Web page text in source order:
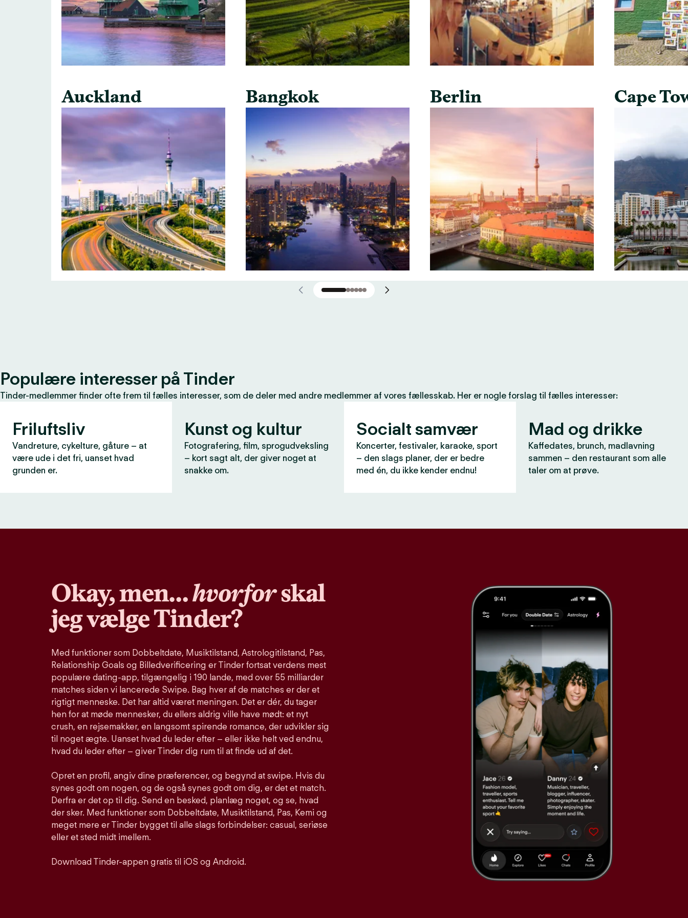
Auckland Bangkok Berlin Cape
Populære interesser på Tinder
Tinder-medlemmer finder ofte frem til fælles interesser, som de deler med andre medlemmer af vores fællesskab. Her er nogle forslag til fælles interesser:
Friluftsliv
Vandreture, cykelture, gåture – at
være ude i det fri, uanset hvad
grunden er.
Kunst og kultur
Fotografering, film, sprogudveksling
– kort sagt alt, der giver noget at
snakke om.
Socialt samvær
Koncerter, festivaler, karaoke, sport
– den slags planer, der er bedre
med én, du ikke kender endnu!
Mad og drikke
Kaffedates, brunch, madlavning
sammen – den restaurant som alle
taler om at prøve.
Okay, men…hvorforskal
jeg vælge Tinder?
Med funktioner som Dobbeltdate, Musiktilstand, Astrologitilstand, Pas,
Relationship Goals og Billedverificering er Tinder fortsat verdens mest
populære dating-app, tilgængelig i 190 lande, med over 55 milliarder
matches siden vi lancerede Swipe. Bag hver af de matches er der et
rigtigt menneske. Det har altid været meningen. Det er dér, du tager
hen for at møde mennesker, du ellers aldrig ville have mødt: et nyt
crush, en rejsemakker, en langsomt spirende romance, der udvikler sig
til noget ægte. Uanset hvad du leder efter – eller ikke helt ved endnu,
hvad du leder efter – giver Tinder dig rum til at finde ud af det.
Opret en profil, angiv dine præferencer, og begynd at swipe. Hvis du
synes godt om nogen, og de også synes godt om dig, er det et match.
Derfra er det op til dig. Send en besked, planlæg noget, og se, hvad
der sker. Med funktioner som Dobbeltdate, Musiktilstand, Pas, Kemi og
meget mere er Tinder bygget til alle slags forbindelser: casual, seriøse
eller et sted midt imellem.
Download Tinder-appen gratis til iOS og Android.